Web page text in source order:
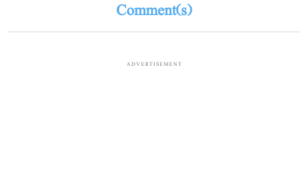
Comment(s)
ADVERTISEMENT